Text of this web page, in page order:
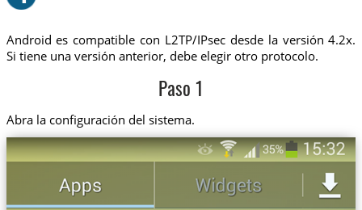
Android es compatible con L2TP/IPsec desde la versión 4.2x.
Si tiene una versión anterior, debe elegir otro protocolo.
Paso 1
Abra la configuración del sistema.